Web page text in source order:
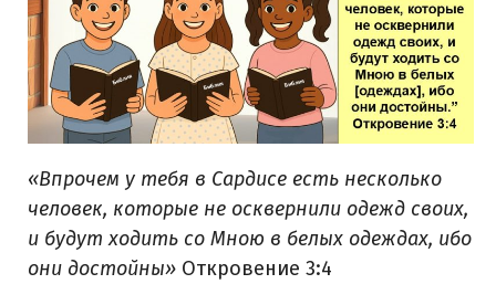
«Впрочем у тебя в Сардисе есть несколько
человек, которые не осквернили одежд своих,
и будут ходить со Мною в белых одеждах, ибо
они достойны» Откровение 3:4